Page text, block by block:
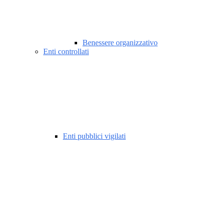
Benessere organizzativo
Enti controllati
Enti pubblici vigilati